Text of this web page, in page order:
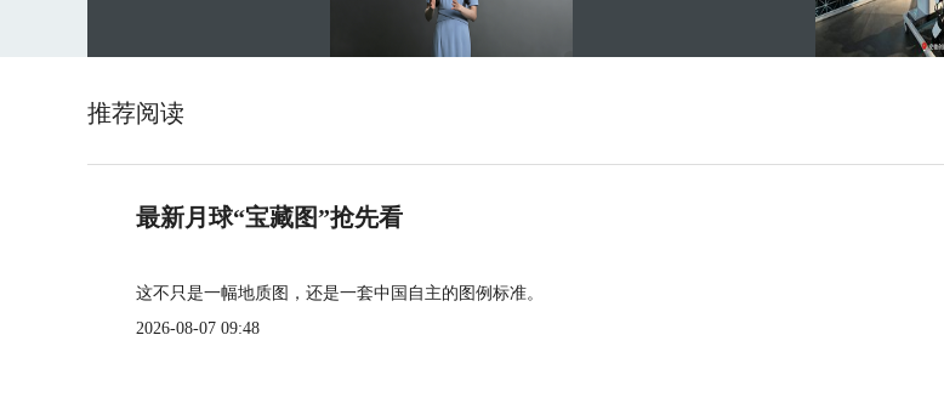
推荐阅读
最新月球“宝藏图”抢先看
这不只是一幅地质图，还是一套中国自主的图例标准。
2026-08-07 09:48